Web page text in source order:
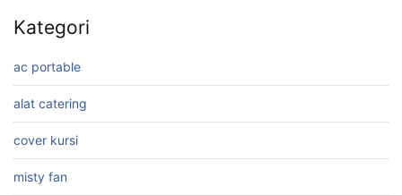
Kategori
ac portable
alat catering
cover kursi
misty fan